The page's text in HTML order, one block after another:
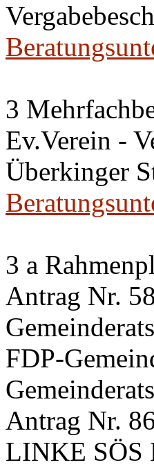
3
Ev.Verein -
Überkinger
3 a
Antrag Nr.
FDP-
Antrag Nr.
LINKE SÖS